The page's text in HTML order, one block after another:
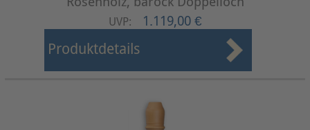
UVP: 1.119,00 €
Produktdetails